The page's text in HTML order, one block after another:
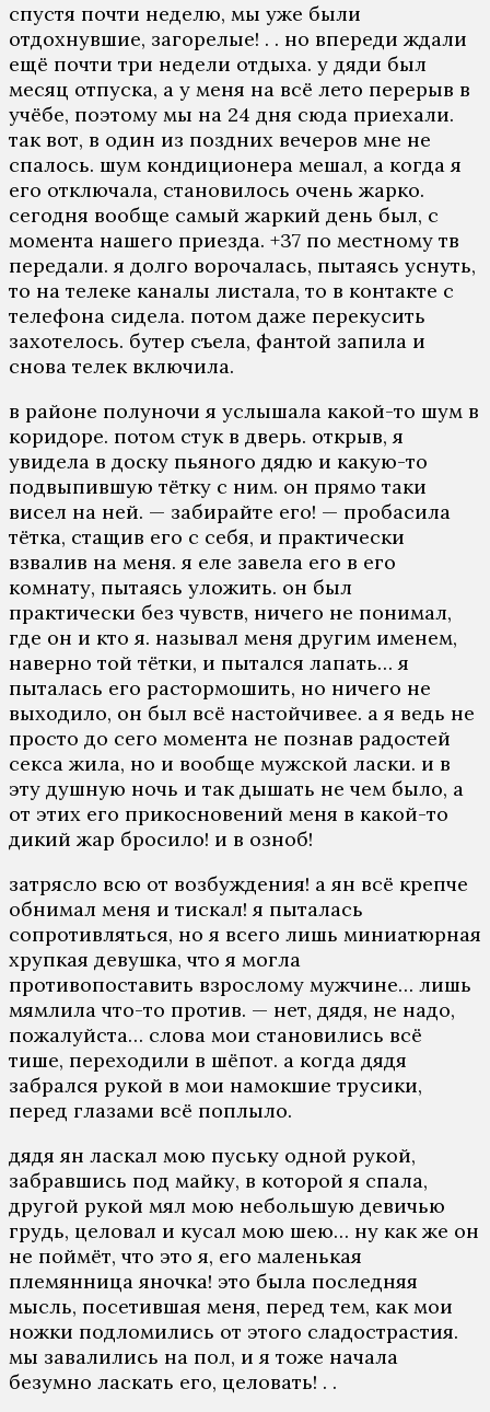
спустя почти неделю, мы уже были
отдохнувшие, загорелые! . . но впереди ждали
ещё почти три недели отдыха. у дяди был
месяц отпуска, а у меня на всё лето перерыв в
учёбе, поэтому мы на 24 дня сюда приехали.
так вот, в один из поздних вечеров мне не
спалось. шум кондиционера мешал, а когда я
его отключала, становилось очень жарко.
сегодня вообще самый жаркий день был, с
момента нашего приезда. +37 по местному тв
передали. я долго ворочалась, пытаясь уснуть,
то на телеке каналы листала, то в контакте с
телефона сидела. потом даже перекусить
захотелось. бутер съела, фантой запила и
снова телек включила.
в районе полуночи я услышала какой-то шум в
коридоре. потом стук в дверь. открыв, я
увидела в доску пьяного дядю и какую-то
подвыпившую тётку с ним. он прямо таки
висел на ней. — забирайте его! — пробасила
тётка, стащив его с себя, и практически
взвалив на меня. я еле завела его в его
комнату, пытаясь уложить. он был
практически без чувств, ничего не понимал,
где он и кто я. называл меня другим именем,
наверно той тётки, и пытался лапать… я
пыталась его растормошить, но ничего не
выходило, он был всё настойчивее. а я ведь не
просто до сего момента не познав радостей
секса жила, но и вообще мужской ласки. и в
эту душную ночь и так дышать не чем было, а
от этих его прикосновений меня в какой-то
дикий жар бросило! и в озноб!
затрясло всю от возбуждения! а ян всё крепче
обнимал меня и тискал! я пыталась
сопротивляться, но я всего лишь миниатюрная
хрупкая девушка, что я могла
противопоставить взрослому мужчине… лишь
мямлила что-то против. — нет, дядя, не надо,
пожалуйста… слова мои становились всё
тише, переходили в шёпот. а когда дядя
забрался рукой в мои намокшие трусики,
перед глазами всё поплыло.
дядя ян ласкал мою пуську одной рукой,
забравшись под майку, в которой я спала,
другой рукой мял мою небольшую девичью
грудь, целовал и кусал мою шею… ну как же он
не поймёт, что это я, его маленькая
племянница яночка! это была последняя
мысль, посетившая меня, перед тем, как мои
ножки подломились от этого сладострастия.
мы завалились на пол, и я тоже начала
безумно ласкать его, целовать! . .